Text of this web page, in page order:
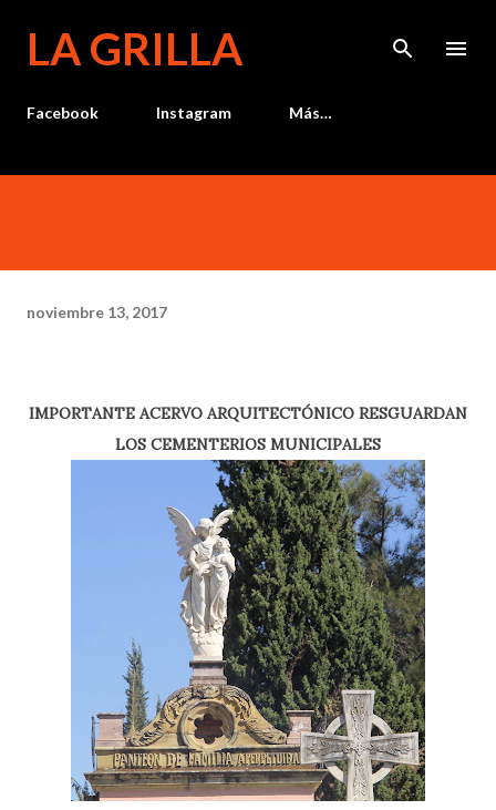
LA GRILLA
Facebook Instagram Más…
noviembre 13, 2017
IMPORTANTE ACERVO ARQUITECTÓNICO RESGUARDAN
LOS CEMENTERIOS MUNICIPALES